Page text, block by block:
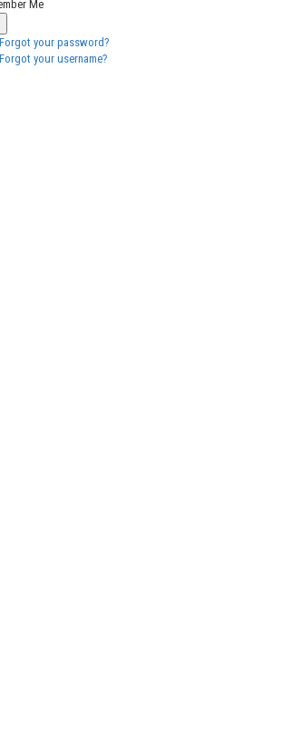
Me
Forgot your password?
Forgot your username?